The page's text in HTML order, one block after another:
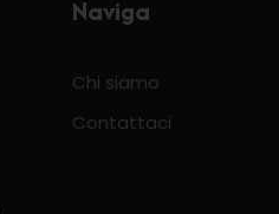
Naviga
Chi siamo
Contattaci